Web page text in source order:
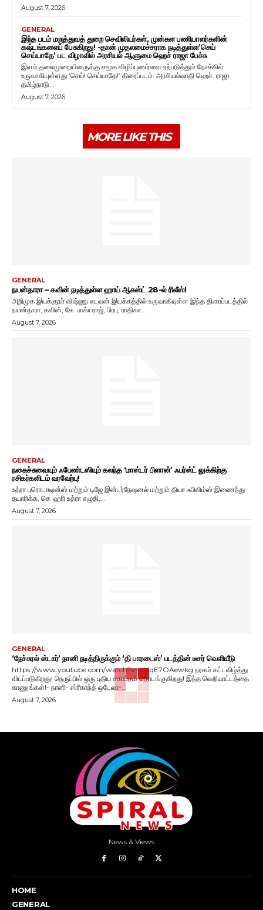
August 7, 2026
GENERAL
இந்த படம் மருத்துவத் துறை செவிலியர்கள், முன்கள பணியாளர்களின்
கஷ்டங்களைப் பேசுகிறது! -தான் முதலமைச்சராக நடித்துள்ள’செய்
செய்யாதே’ பட விழாவில் அரசியல் ஆளுமை ஹெச் ராஜா பேச்சு
இளம் தலைமுறையினருக்கு சமூக விழிப்புணர்வை ஏற்படுத்தும் நோக்கில்
உருவாகியுள்ளது ‘செய்! செய்யாதே!’ திரைப்படம். அரசியல்வாதி ஹெச். ராஜா
தமிழ்நாடு...
August 7, 2026
MORE LIKE THIS
GENERAL
நயன்தாரா – கவின் நடித்துள்ள ஹாய் ஆகஸ்ட் 28-ல் ரிலீஸ்!
அறிமுக இயக்குநர் விஷ்ணு எடவன் இயக்கத்தில் உருவாகியுள்ள இந்த திரைப்படத்தில்
நயன்தாரா, கவின், கே. பாக்யராஜ், பிரபு, ராதிகா...
August 7, 2026
GENERAL
நகைச்சுவையும் ஃபேண்டஸியும் கலந்த ‘மாஸ்டர் பிளான்’ ஃபர்ஸ்ட் லுக்கிற்கு
ரசிகர்களிடம் வரவேற்பு!
உத்ரா புரொடக்ஷன்ஸ் மற்றும் டிஜே இன்டர்நேஷனல் மற்றும் தியா ஃபிலிம்ஸ் இணைந்து
தயாரிக்க, செ. ஹரி உத்ரா எழுதி,...
August 7, 2026
GENERAL
‘நேச்சுரல் ஸ்டார்’ நானி நடித்திருக்கும் ‘தி பாரடைஸ்’ படத்தின் டீசர் வெளியீடு
https://www.youtube.com/watch?v=LMqE7OAewkg நரகம் கட்டவிழ்த்து
விடப்படுகிறது! நெருப்பில் ஒரு புதிய சகாப்தம் தொடங்குகிறது! இந்த வெறியாட்டத்தை
காணுங்கள்!- நானி- ஸ்ரீகாந்த் ஒடேலா-...
August 7, 2026
News & Views
HOME
GENERAL